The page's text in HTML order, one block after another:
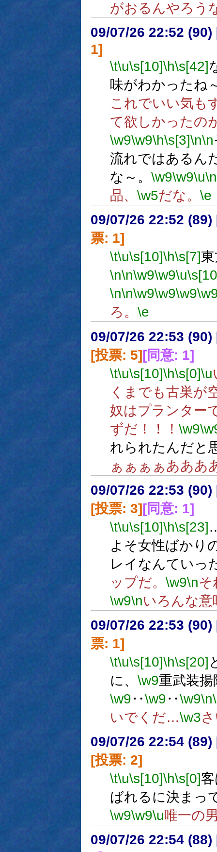
がおるんやろう
09/07/26 22:52 (90)
1]
\t\u\s[10]\h\s[42]
味がわかったね
これでいい気も
て欲しかったの
\w9\w9\h\s[3]\n\n
流れではあるん
な～。 \w9\w9\u\n
品、 \w5だな。 \e
09/07/26 22:52 (89)
票: 1]
\t\u\s[10]\h\s[7]
\n\n\w9\w9\u
\n\n\w9\w9\w9
ろ。 \e
09/07/26 22:53 (90)
[投票: 5][同意: 1]
\t\u\s[10]\h\s[0]\u
くまでも古巣が
奴はプランター
ずだ！！！ \w9
れられたんだと
ぁぁぁぁあああ
09/07/26 22:53 (90)
[投票: 3][同意: 1]
\t\u\s[10]\h\s[23]
よそ女性ばかり
レイなんていっ
ップだ。 \w9\nそ
\w9\nいろんな意
09/07/26 22:53 (90)
票: 1]
\t\u\s[10]\h\s[20]
に、 \w9重武装
\w9‥\w9‥\w9\n
いでくだ…\w3
09/07/26 22:54 (89)
[投票: 2]
\t\u\s[10]\h\s[0]
ばれるに決まっ
\w9\w9\u唯一の
09/07/26 22:54 (88)